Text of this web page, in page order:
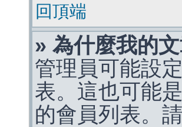
回頂端
» 為什麼我的
管理員可能設
表。這也可能
的會員列表。